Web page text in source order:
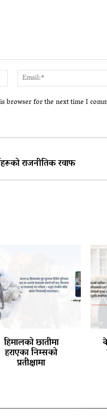
Name:*
browser for the next time I
राजनीतिक रवाफ
हिमालको छातीमा
हराएका निम्सको
प्रतीक्षामा